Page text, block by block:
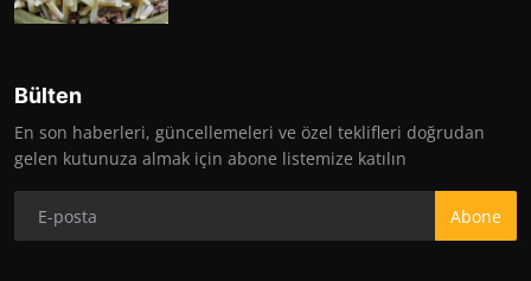
Bülten
En son haberleri, güncellemeleri ve özel teklifleri doğrudan
gelen kutunuza almak için abone listemize katılın
Abone